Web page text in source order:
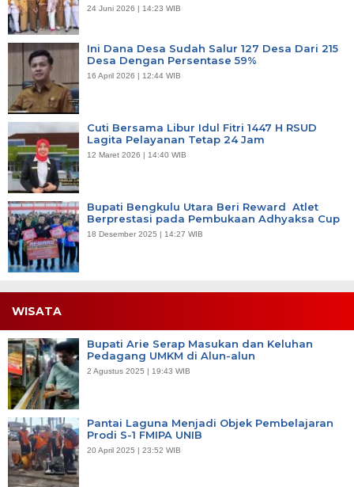
24 Juni 2026 | 14:23 WIB
Ini Dana Desa Sudah Salur 127 Desa Dari 215
Desa Dengan Persentase 59%
16 April 2026 | 12:44 WIB
Cuti Bersama Libur Idul Fitri 1447 H RSUD
Lagita Pelayanan Tetap 24 Jam
12 Maret 2026 | 14:40 WIB
Bupati Bengkulu Utara Beri Reward Atlet
Berprestasi pada Pembukaan Adhyaksa Cup
18 Desember 2025 | 14:27 WIB
WISATA
Bupati Arie Serap Masukan dan Keluhan
Pedagang UMKM di Alun-alun
2 Agustus 2025 | 19:43 WIB
Pantai Laguna Menjadi Objek Pembelajaran
Prodi S-1 FMIPA UNIB
20 April 2025 | 23:52 WIB